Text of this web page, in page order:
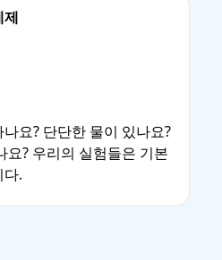
제
요? 단단한 물이 있나요?
? 우리의 실험들은 기본
다.